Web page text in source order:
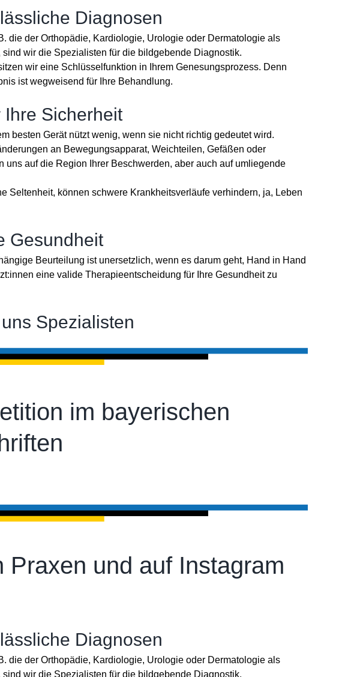
Diagnosen
die der Orthopädie, Kardiologie, Urologie oder Dermatologie als
sind wir die Spezialisten für die bildgebende Diagnostik.
wir eine Schlüsselfunktion in Ihrem Genesungsprozess. Denn
ist wegweisend für Ihre Behandlung.
Sicherheit
besten Gerät nützt wenig, wenn sie nicht richtig gedeutet wird.
an Bewegungsapparat, Weichteilen, Gefäßen oder
uns auf die Region Ihrer Beschwerden, aber auch auf umliegende
Seltenheit, können schwere Krankheitsverläufe verhindern, ja, Leben
Gesundheit
Beurteilung ist unersetzlich, wenn es darum geht, Hand in Hand
eine valide Therapieentscheidung für Ihre Gesundheit zu
Spezialisten
im bayerischen
und auf Instagram
Diagnosen
die der Orthopädie, Kardiologie, Urologie oder Dermatologie als
sind wir die Spezialisten für die bildgebende Diagnostik.